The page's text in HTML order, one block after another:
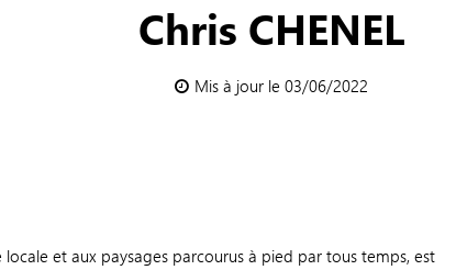
Chris CHENEL
Mis à jour le 03/06/2022
locale et aux paysages parcourus à pied par tous temps, est